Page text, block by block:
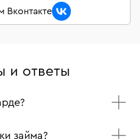
Вконтакте
и ответы
займа?